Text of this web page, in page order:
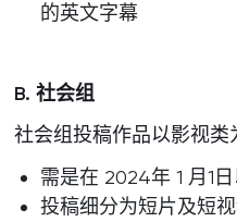
的英文字幕
B. 社会组
社会组投稿作品以影视类
需是在 2024年 1 月1
投稿细分为短片及短